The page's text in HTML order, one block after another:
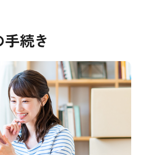
続き